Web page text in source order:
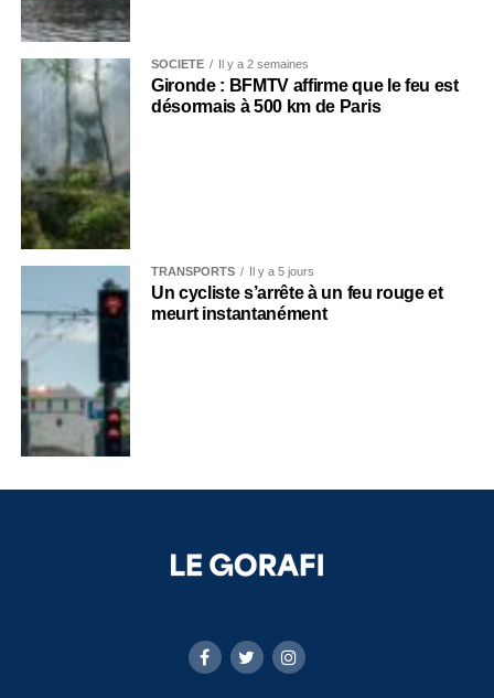
SOCIÉTÉ Il y a 2 semaines
Gironde : BFMTV affirme que le feu est
désormais à 500 km de Paris
TRANSPORTS Il y a 5 jours
Un cycliste s’arrête à un feu rouge et
meurt instantanément